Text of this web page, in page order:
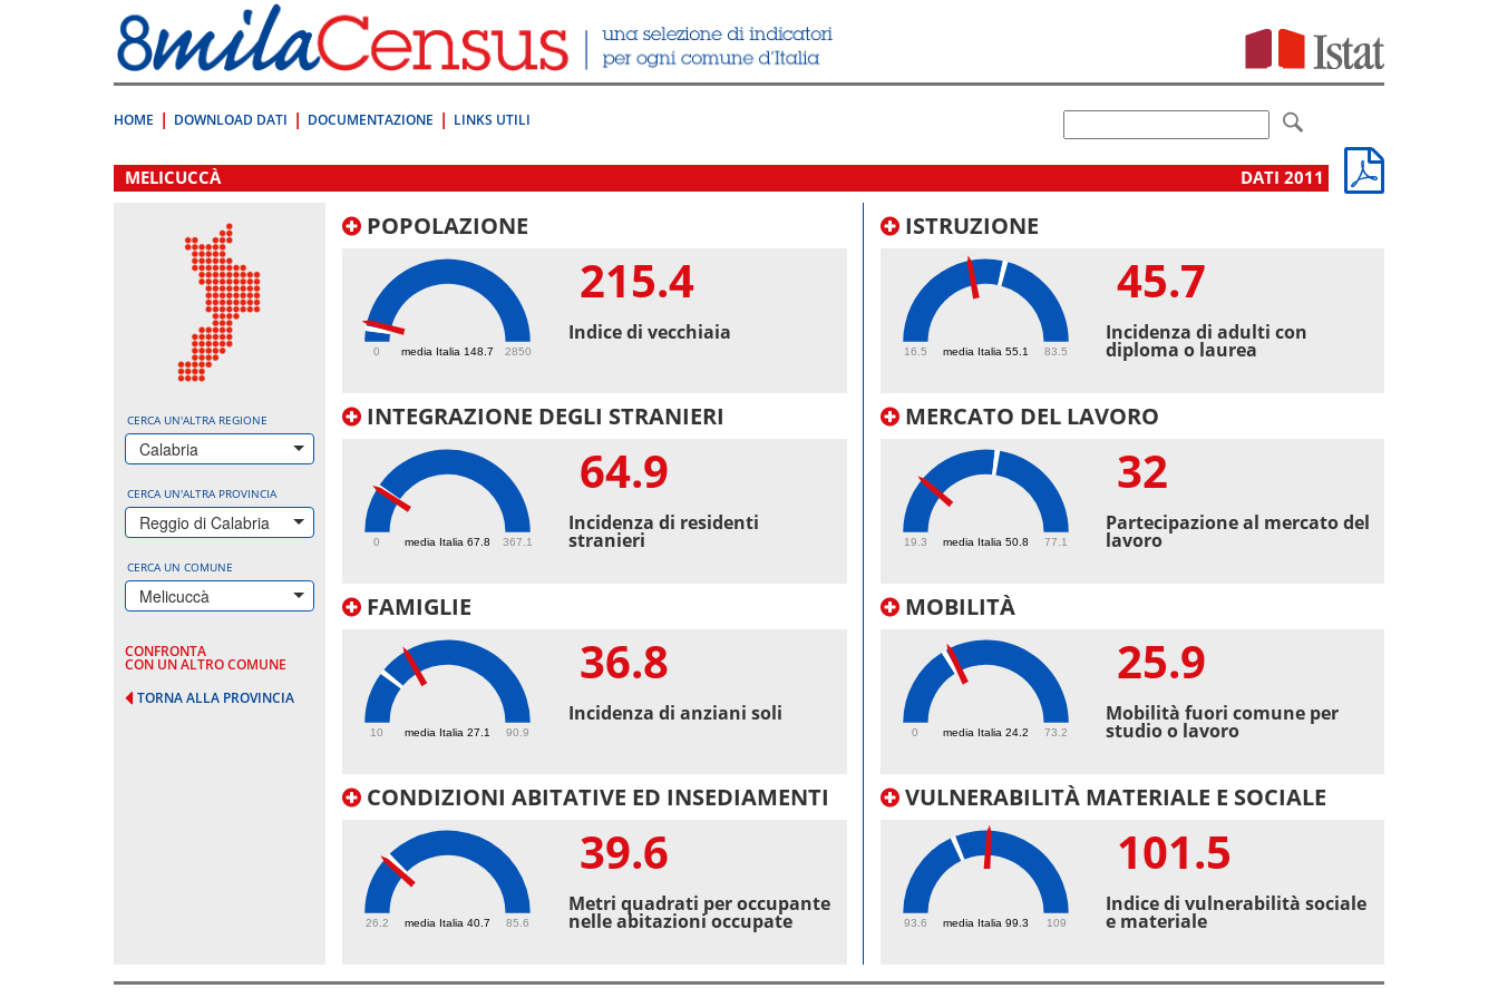
direttamente
a:
Contenuto
HOME DOWNLOAD DATI DOCUMENTAZIONE LINKS UTILI
.
MELICUCCÀ DATI 2011
CERCA UN'ALTRA REGIONE
Calabria
CERCA UN'ALTRA PROVINCIA
Reggio di Calabria
CERCA UN COMUNE
Melicuccà
CONFRONTA
CON UN ALTRO COMUNE
TORNA ALLA PROVINCIA
POPOLAZIONE
media Italia 148.7
0 2850
215.4
Indice di vecchiaia
INTEGRAZIONE DEGLI STRANIERI
media Italia 67.8
0 367.1
64.9
Incidenza di residenti
stranieri
FAMIGLIE
media Italia 27.1
10 90.9
36.8
Incidenza di anziani soli
CONDIZIONI ABITATIVE ED INSEDIAMENTI
media Italia 40.7
26.2 85.6
39.6
Metri quadrati per occupante
nelle abitazioni occupate
ISTRUZIONE
media Italia 55.1
16.5 83.5
45.7
Incidenza di adulti con
diploma o laurea
MERCATO DEL LAVORO
media Italia 50.8
19.3 77.1
32
Partecipazione al mercato del
lavoro
MOBILITÀ
media Italia 24.2
0 73.2
25.9
Mobilità fuori comune per
studio o lavoro
VULNERABILITÀ MATERIALE E SOCIALE
media Italia 99.3
93.6 109
101.5
Indice di vulnerabilità sociale
e materiale